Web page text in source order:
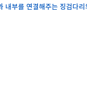
내부를 연결해주는 징검다